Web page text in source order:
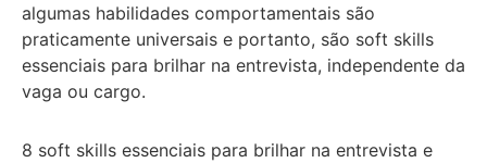
algumas habilidades comportamentais são
praticamente universais e portanto, são soft skills
essenciais para brilhar na entrevista, independente da
vaga ou cargo.
8 soft skills essenciais para brilhar na entrevista e